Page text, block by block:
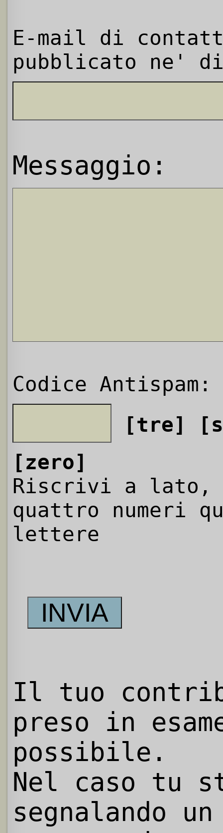
E-mail di
pubblicato ne'
Messaggio:
Codice Antispam:
[tre]
[zero]
Riscrivi a
quattro numeri
lettere
Il tuo
preso in
possibile.
Nel caso tu
segnalando